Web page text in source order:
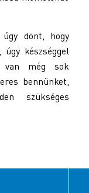
dönt, hogy
úgy készséggel
van még sok
bennünket,
szükséges